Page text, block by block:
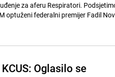
za aferu Respiratori.
optuženi federalni premijer Fadil
Oglasilo se